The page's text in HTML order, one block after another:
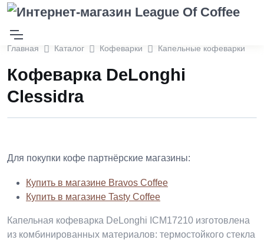
Главная Каталог Кофеварки Капельные кофеварки
Кофеварка DeLonghi
Clessidra
Для покупки кофе партнёрские магазины:
Купить в магазине Bravos Coffee
Купить в магазине Tasty Coffee
Капельная кофеварка DeLonghi ICM17210 изготовлена
из комбинированных материалов: термостойкого стекла